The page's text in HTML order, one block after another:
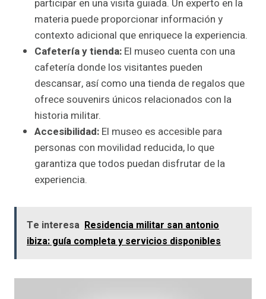
participar en una visita guiada. Un experto en la
materia puede proporcionar información y
contexto adicional que enriquece la experiencia.
Cafetería y tienda: El museo cuenta con una
cafetería donde los visitantes pueden
descansar, así como una tienda de regalos que
ofrece souvenirs únicos relacionados con la
historia militar.
Accesibilidad: El museo es accesible para
personas con movilidad reducida, lo que
garantiza que todos puedan disfrutar de la
experiencia.
Te interesa Residencia militar san antonio
ibiza: guía completa y servicios disponibles